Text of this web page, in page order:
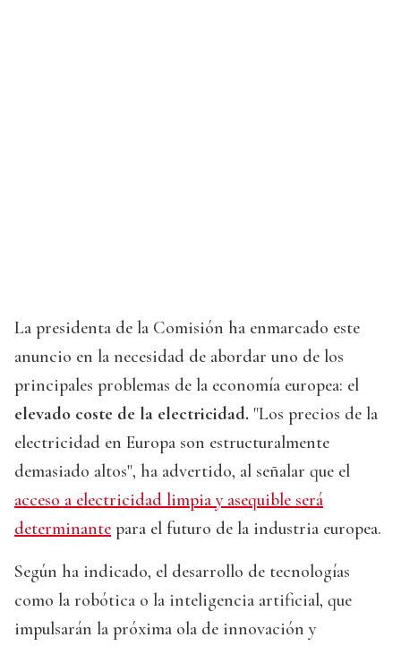
La presidenta de la Comisión ha enmarcado este
anuncio en la necesidad de abordar uno de los
principales problemas de la economía europea: el
elevado coste de la electricidad. "Los precios de la
electricidad en Europa son estructuralmente
demasiado altos", ha advertido, al señalar que el
acceso a electricidad limpia y asequible será
determinante para el futuro de la industria europea.
Según ha indicado, el desarrollo de tecnologías
como la robótica o la inteligencia artificial, que
impulsarán la próxima ola de innovación y